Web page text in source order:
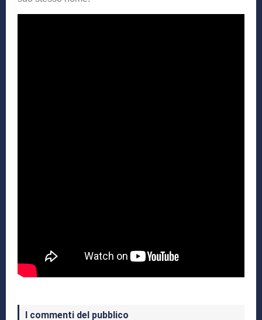
I commenti del pubblico